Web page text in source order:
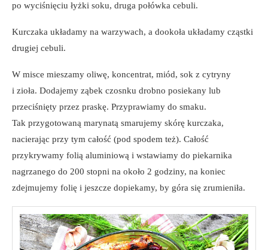
po wyciśnięciu łyżki soku, druga połówka cebuli.
Kurczaka układamy na warzywach, a dookoła układamy cząstki
drugiej cebuli.
W misce mieszamy oliwę, koncentrat, miód, sok z cytryny
i zioła. Dodajemy ząbek czosnku drobno posiekany lub
przeciśnięty przez praskę. Przyprawiamy do smaku.
Tak przygotowaną marynatą smarujemy skórę kurczaka,
nacierając przy tym całość (pod spodem też). Całość
przykrywamy folią aluminiową i wstawiamy do piekarnika
nagrzanego do 200 stopni na około 2 godziny, na koniec
zdejmujemy folię i jeszcze dopiekamy, by góra się zrumieniła.